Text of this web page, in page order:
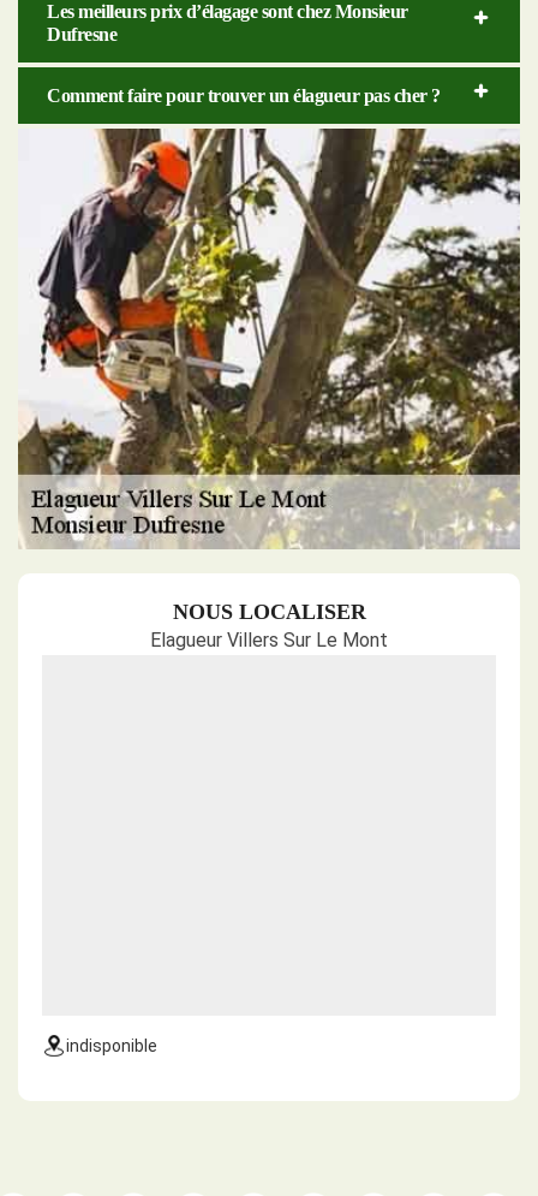
Les meilleurs prix d’élagage sont chez Monsieur
Dufresne
Comment faire pour trouver un élagueur pas cher ?
NOUS LOCALISER
Elagueur Villers Sur Le Mont
indisponible